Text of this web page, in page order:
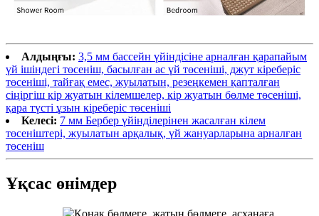
Алдыңғы: 3,5 мм бассейн үйіндісіне арналған қарапайым
үй ішіндегі төсеніш, басылған ас үй төсеніші, джут кіреберіс
төсеніші, тайғақ емес, жуылатын, резеңкемен қапталған
сіңіргіш кір жуатын кілемшелер, кір жуатын бөлме төсеніші,
қара түсті ұзын кіреберіс төсеніші
Келесі: 7 мм Бербер үйінділерінен жасалған кілем
төсеніштері, жуылатын арқалық, үй жануарларына арналған
төсеніш
Ұқсас өнімдер